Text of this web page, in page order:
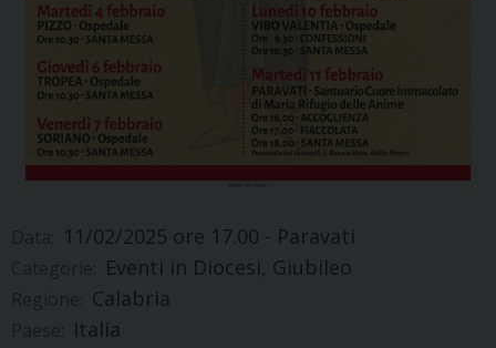
11/02/2025 ore 17.00 - Paravati
Eventi in Diocesi, Giubileo
Calabria
Italia